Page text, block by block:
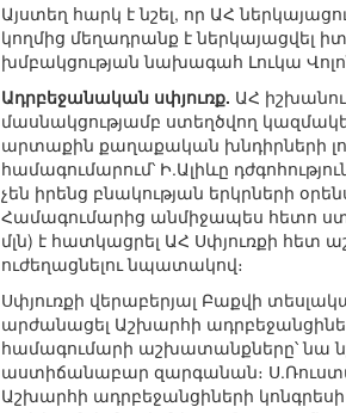
Այստեղ հարկ է նշել, որ ԱՀ
կողմից մեղադրանք է ներկայացվել
խմբակցության նախագահ Լուկա
Ադրբեջանական սփյուռք. ԱՀ
մասնակցությամբ ստեղծվող
արտաքին քաղաքական խնդիրների
համագումարում՝ Ի.Ալիևը
չեն իրենց բնակության երկրների
Համագումարից անմիջապես հետո
մլն) է հատկացրել ԱՀ Սփյուռքի
ուժեղացնելու նպատակով։
Սփյուռքի վերաբերյալ Բաքվի
արժանացել Աշխարհի
համագումարի աշխատանքները՝ նա
աստիճանաբար զարգանան։
Աշխարհի ադրբեջանցիների